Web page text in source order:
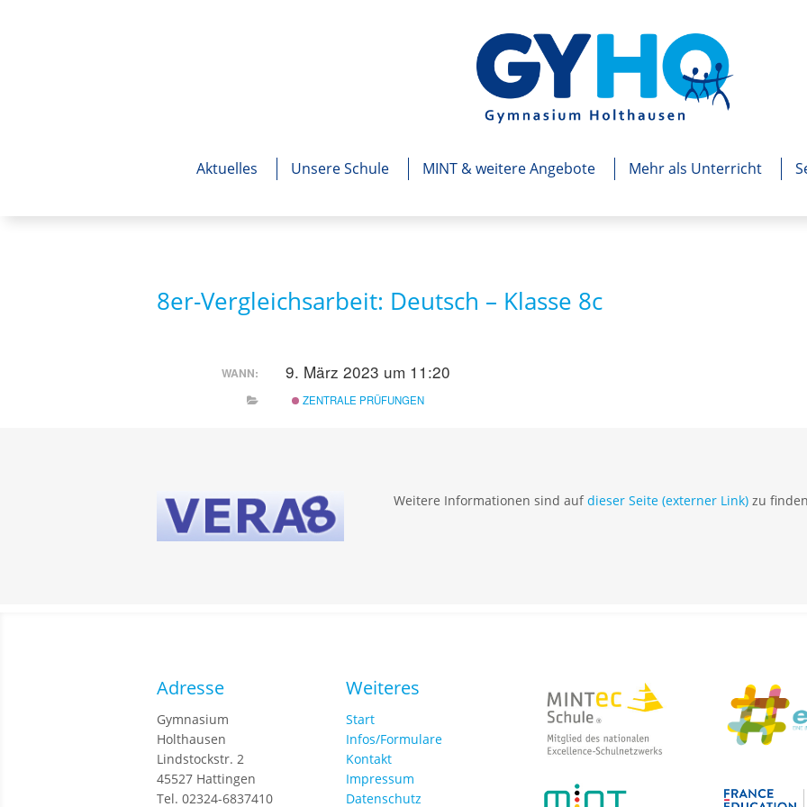
Aktuelles Unsere Schule MINT & weitere Angebote Mehr als Unterricht
8er-Vergleichsarbeit: Deutsch – Klasse 8c
WANN: 9. März 2023 um 11:20
ZENTRALE PRÜFUNGEN
Weitere Informationen sind aufdieser Seite (externer Link)zu
Adresse
Gymnasium
Holthausen
Lindstockstr. 2
45527 Hattingen
Tel. 02324-6837410
Weiteres
Start
Infos/Formulare
Kontakt
Impressum
Datenschutz